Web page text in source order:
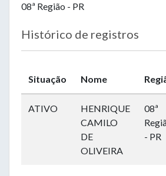
08ª Região - PR
Histórico de registros
Situação Nome
ATIVO
HENRIQUE
CAMILO
DE
OLIVEIRA
08ª
- PR